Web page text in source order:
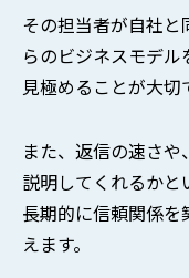
その担当者が自社と
らのビジネスモデ
見極めることが大切
また、返信の速さ
説明してくれるかと
長期的に信頼関係
えます。